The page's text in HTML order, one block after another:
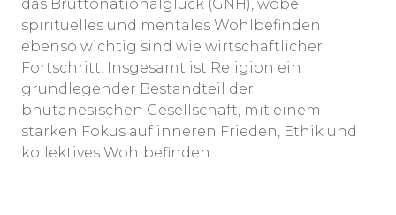
das Bruttonationalglück (GNH), wobei
spirituelles und mentales Wohlbefinden
ebenso wichtig sind wie wirtschaftlicher
Fortschritt. Insgesamt ist Religion ein
grundlegender Bestandteil der
bhutanesischen Gesellschaft, mit einem
starken Fokus auf inneren Frieden, Ethik und
kollektives Wohlbefinden.